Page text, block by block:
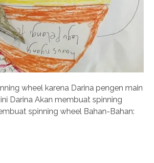
wheel karena Darina pengen main
Darina Akan membuat spinning
spinning wheel Bahan-Bahan: